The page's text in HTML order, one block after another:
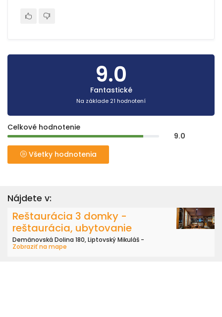
9.0
Fantastické
Na základe 21 hodnotení
Celkové hodnotenie
9.0
Všetky hodnotenia
Nájdete v:
Reštaurácia 3 domky -
reštaurácia, ubytovanie
Demänovská Dolina 180, Liptovský Mikuláš -
Zobraziť na mape